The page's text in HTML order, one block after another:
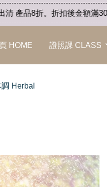
折扣後金額滿3000 7-11免
HOME 證照課 CLASS
Herbal